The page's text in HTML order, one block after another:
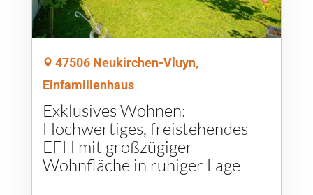
47506 Neukirchen-Vluyn,
Einfamilienhaus
Exklusives Wohnen:
Hochwertiges, freistehendes
EFH mit großzügiger
Wohnfläche in ruhiger Lage